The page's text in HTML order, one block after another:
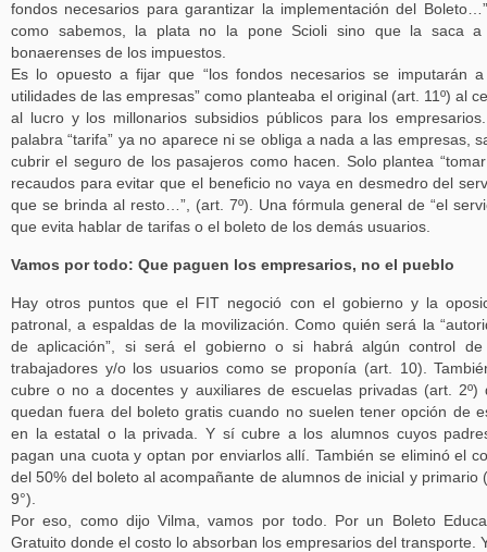
fondos necesarios para garantizar la implementación del
como sabemos, la plata no la pone Scioli sino que la saca a
bonaerenses de los impuestos.
Es lo opuesto a fijar que “los fondos necesarios se imputarán
utilidades de las empresas” como planteaba el original (art. 11º) al
al lucro y los millonarios subsidios públicos para los
palabra “tarifa” ya no aparece ni se obliga a nada a las empresas,
cubrir el seguro de los pasajeros como hacen. Solo plantea
recaudos para evitar que el beneficio no vaya en desmedro del
que se brinda al resto…”, (art. 7º). Una fórmula general de “el
que evita hablar de tarifas o el boleto de los demás usuarios.
Vamos por todo: Que paguen los empresarios, no el pueblo
Hay otros puntos que el FIT negoció con el gobierno y la
patronal, a espaldas de la movilización. Como quién será la
de aplicación”, si será el gobierno o si habrá algún control de
trabajadores y/o los usuarios como se proponía (art. 10).
cubre o no a docentes y auxiliares de escuelas privadas (art. 2º)
quedan fuera del boleto gratis cuando no suelen tener opción de
en la estatal o la privada. Y sí cubre a los alumnos cuyos
pagan una cuota y optan por enviarlos allí. También se eliminó el
del 50% del boleto al acompañante de alumnos de inicial y primario
9°).
Por eso, como dijo Vilma, vamos por todo. Por un Boleto
Gratuito donde el costo lo absorban los empresarios del transporte.